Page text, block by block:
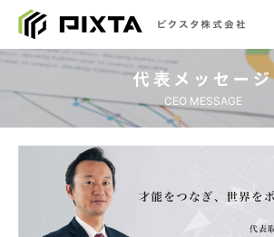
代表メッセージ
CEO MESSAGE